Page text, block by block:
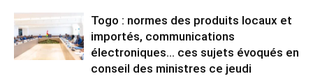
Togo : normes des produits locaux et
importés, communications
électroniques… ces sujets évoqués en
conseil des ministres ce jeudi